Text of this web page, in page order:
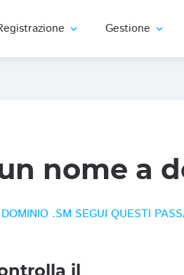
expand_more Gestione expand_more
nome a
.SM SEGUI QUESTI
il